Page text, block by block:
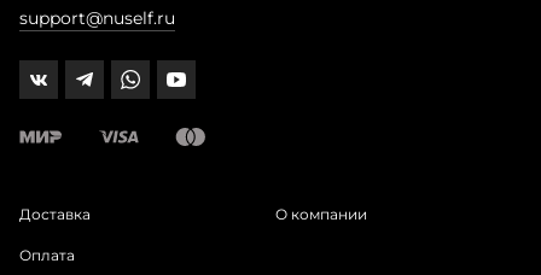
support@nuself.ru
Доставка
Оплата
О компании